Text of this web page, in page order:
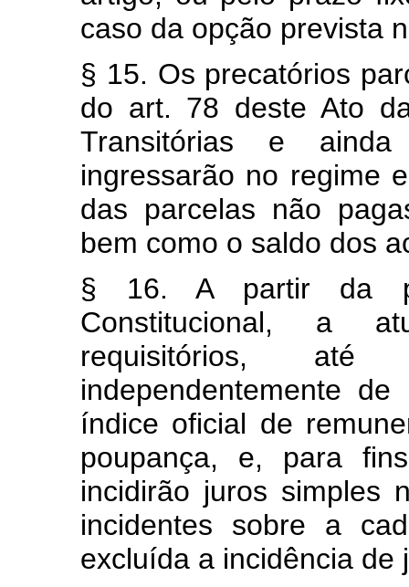
caso da opção prevista
§ 15. Os precatórios
do art. 78 deste Ato
Transitórias e
ingressarão no regime
das parcelas não
bem como o saldo dos
§ 16. A partir da
Constitucional, a
requisitórios,
independentemente
índice oficial de
poupança, e, para
incidirão juros simples
incidentes sobre a
excluída a incidência de